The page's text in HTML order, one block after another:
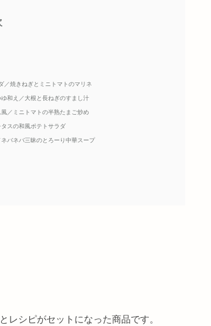
焼きねぎとミニトマトのマリネ
和え／大根と長ねぎのすまし汁
／ミニトマトの半熟たまご炒め
スの和風ポテトサラダ
バネバ三昧のとろーり中華スープ
レシピがセットになった商品です。